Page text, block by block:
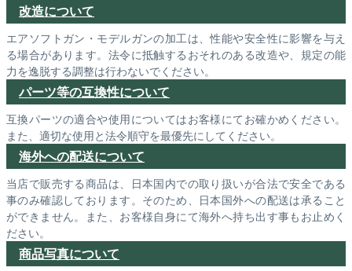
改造について
エアソフトガン・モデルガンの加工は、性能や安全性に影響を与え
る場合があります。法令に抵触するおそれのある改造や、規定の能
力を逸脱する調整は行わないでください。
パーツ等の互換性について
互換パーツの適合や使用についてはお客様にてお確かめください。
また、適切な使用と法令順守を最優先にしてください。
海外への配送について
当店で販売する商品は、日本国内での取り扱いが合法で安全である
事のみ確認しております。そのため、日本国外への配送は承ること
ができません。また、お客様自身にて海外へ持ち出す事もお止めく
ださい。
商品写真について